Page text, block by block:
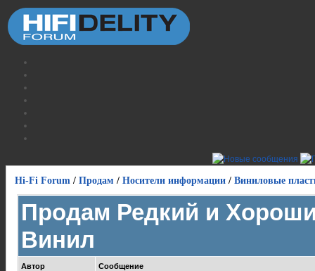
Hi-Fi Forum / Продам / Носители информации / Виниловые
Продам Редкий и
Винил
Автор Сообщение